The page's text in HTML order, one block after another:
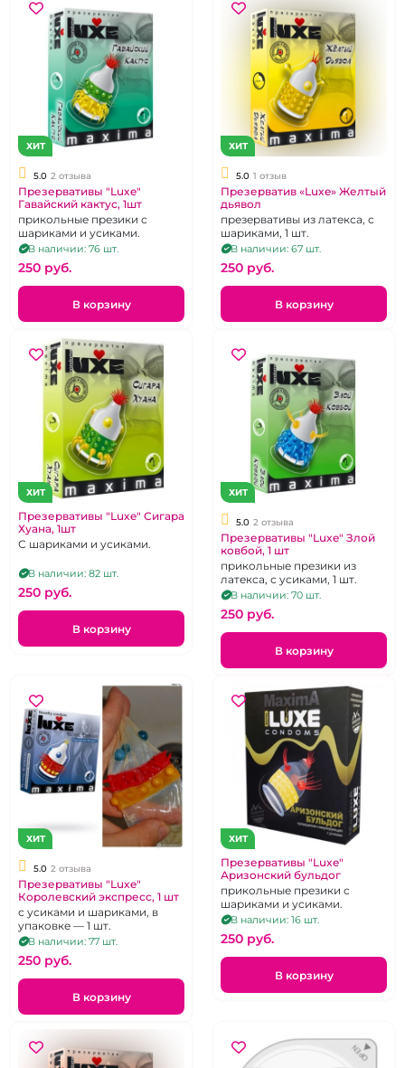
ХИТ
5.0 2 отзыва
Презервативы "Luxe"
Гавайский кактус, 1шт
прикольные презики с
шариками и усиками.
В наличии: 76 шт.
250 pуб.
В корзину
ХИТ
5.0 1 отзыв
Презерватив «Luxe» Желтый
дьявол
презервативы из латекса, с
шариками, 1 шт.
В наличии: 67 шт.
250 pуб.
В корзину
ХИТ
Презервативы "Luxe" Сигара
Хуана, 1шт
С шариками и усиками.
В наличии: 82 шт.
250 pуб.
В корзину
ХИТ
5.0 2 отзыва
Презервативы "Luxe" Злой
ковбой, 1 шт
прикольные презики из
латекса, с усиками, 1 шт.
В наличии: 70 шт.
250 pуб.
В корзину
ХИТ
5.0 2 отзыва
Презервативы "Luxe"
Королевский экспресс, 1 шт
с усиками и шариками, в
упаковке — 1 шт.
В наличии: 77 шт.
250 pуб.
В корзину
ХИТ
Презервативы "Luxe"
Аризонский бульдог
прикольные презики с
шариками и усиками.
В наличии: 16 шт.
250 pуб.
В корзину